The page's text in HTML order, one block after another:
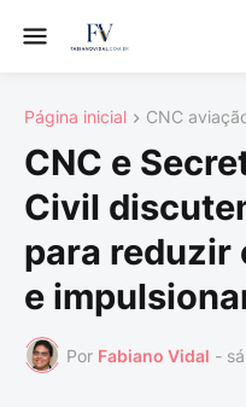
Página inicial CNC
CNC e
Civil
para reduzir
e
Por Fabiano Vidal -